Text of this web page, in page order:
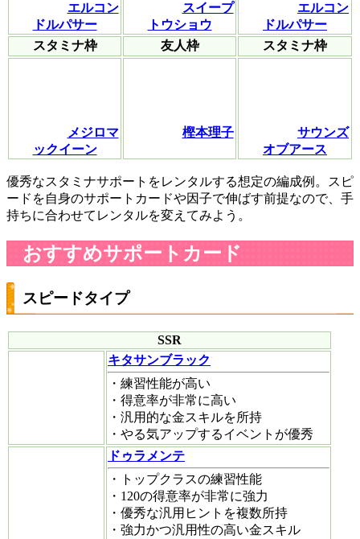
エルコン
ドルパサー
スイープ
トウショウ
エルコン
ドルパサー
スタミナ枠
友人枠 スタミナ枠
メジロマ
ックイーン
樫本理子
サウンズ
オブアース
優秀なスタミナサポートをレンタルする想定の編成例。スピ
ードを自身のサポートカードや因子で伸ばす前提なので、手
持ちに合わせてレンタルを変えてみよう。
おすすめサポートカード
スピードタイプ
SSR
キタサンブラック
・練習性能が高い
・得意率が非常に高い
・汎用的な金スキルを所持
・やる気アップするイベントが優秀
ドゥラメンテ
・トップクラスの練習性能
・120の得意率が非常に強力
・優秀な汎用ヒントを複数所持
・強力かつ汎用性の高い金スキル